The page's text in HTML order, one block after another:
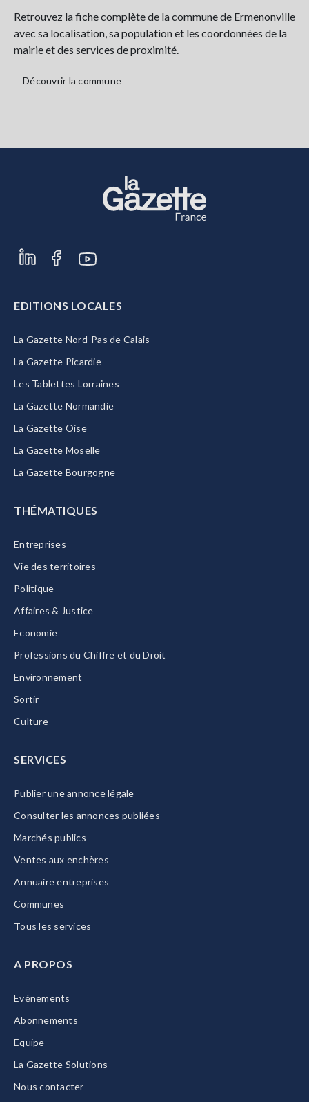
Retrouvez la fiche complète de la commune de Ermenonville
avec sa localisation, sa population et les coordonnées de la
mairie et des services de proximité.
Découvrir la commune
EDITIONS LOCALES
La Gazette Nord-Pas de Calais
La Gazette Picardie
Les Tablettes Lorraines
La Gazette Normandie
La Gazette Oise
La Gazette Moselle
La Gazette Bourgogne
THÉMATIQUES
Entreprises
Vie des territoires
Politique
Affaires & Justice
Economie
Professions du Chiffre et du Droit
Environnement
Sortir
Culture
SERVICES
Publier une annonce légale
Consulter les annonces publiées
Marchés publics
Ventes aux enchères
Annuaire entreprises
Communes
Tous les services
A PROPOS
Evénements
Abonnements
Equipe
La Gazette Solutions
Nous contacter